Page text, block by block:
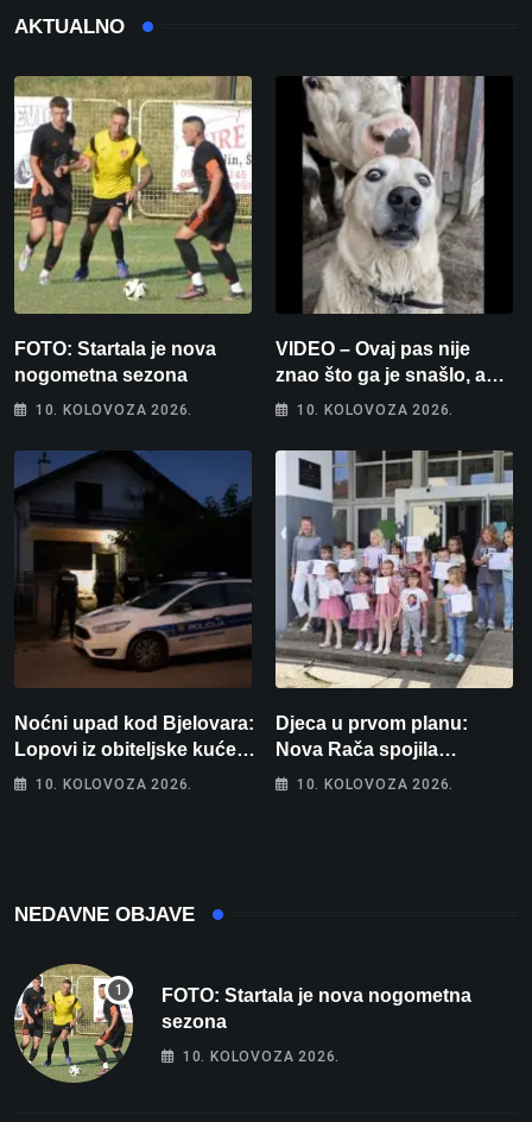
AKTUALNO
FOTO: Startala je nova
nogometna sezona
10. KOLOVOZA 2026.
VIDEO – Ovaj pas nije
znao što ga je snašlo, a
njegova reakcija je
10. KOLOVOZA 2026.
Noćni upad kod Bjelovara:
Lopovi iz obiteljske kuće
odnijeli novac i zlato
10. KOLOVOZA 2026.
Djeca u prvom planu:
Nova Rača spojila
nogomet, programiranje,
10. KOLOVOZA 2026.
NEDAVNE OBJAVE
FOTO: Startala je nova nogometna
sezona
10. KOLOVOZA 2026.